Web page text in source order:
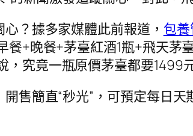
？據多家媒體此前報道， 包
+晚餐+茅臺紅酒1瓶+飛天茅
究竟一瓶原價茅臺都要1499
售簡直“秒光”，可預定每日